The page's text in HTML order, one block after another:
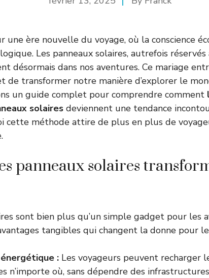
une ère nouvelle du voyage, où la conscience
Les panneaux solaires, autrefois
désormais dans nos aventures. Ce mariage
de transformer notre manière d’explorer le
un guide complet pour comprendre comment
solaires deviennent une tendance
cette méthode attire de plus en plus de
panneaux solaires
sont bien plus qu’un simple gadget pour les
tangibles qui changent la donne pour
: Les voyageurs peuvent recharger
n’importe où, sans dépendre des